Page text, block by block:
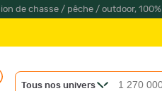
de chasse / pêche / outdoor,
Tous nos univers